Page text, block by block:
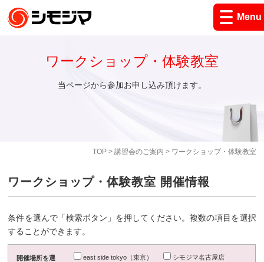
Menu
TOP> 講習会のご案内 > ワークショップ・体験教室
ワークショップ・体験教室
当ページから参加お申し込み頂けます。
ワークショップ・体験教室 開催情報
条件を選んで「検索ボタン」を押してください。複数の項目を選択
することができます。
開催場所を選
east side tokyo（東京）
シモジマ名古屋店